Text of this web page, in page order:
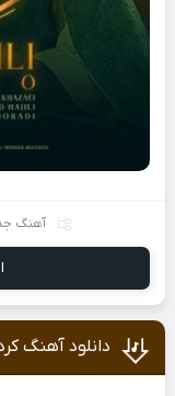
آهنگ
دانلود آهنگ